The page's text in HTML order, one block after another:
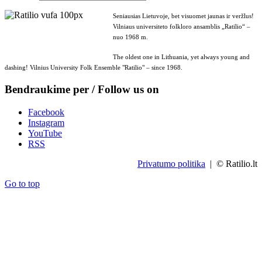
Seniausias Lietuvoje, bet visuomet jaunas ir veržlus!
Vilniaus universiteto folkloro ansamblis „Ratilio“ –
nuo 1968 m.
The oldest one in Lithuania, yet always young and
dashing! Vilnius University Folk Ensemble "Ratilio" – since 1968.
Bendraukime per / Follow us on
Facebook
Instagram
YouTube
RSS
Privatumo politika | © Ratilio.lt
Go to top